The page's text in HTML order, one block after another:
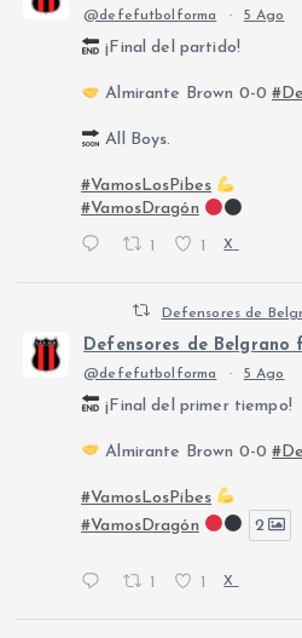
@defefutbolforma · 5 Ago
¡Final del partido!
Almirante Brown 0-0
All Boys.
#VamosLosPibes
#VamosDragón
1 1 X
Defensores de
Defensores de
@defefutbolforma · 5 Ago
¡Final del primer tiempo!
Almirante Brown 0-0
#VamosLosPibes
#VamosDragón
2
X